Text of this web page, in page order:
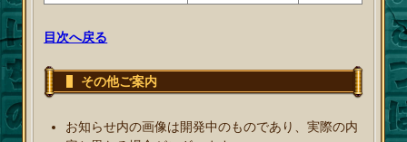
目次へ戻る
その他ご案内
お知らせ内の画像は開発中のものであり、実際の内